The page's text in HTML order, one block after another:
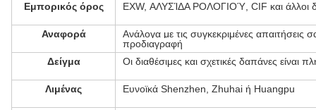
Εμπορικός όρος EXW, ΑΛΥΣΊΔΑ ΡΟΛΟΓΙΟΎ, CIF και άλλοι
Αναφορά
Ανάλογα με τις συγκεκριμένες απαιτήσεις
προδιαγραφή
Δείγμα
Οι διαθέσιμες και σχετικές δαπάνες είναι
Λιμένας Ευνοϊκά Shenzhen, Zhuhai ή Huangpu